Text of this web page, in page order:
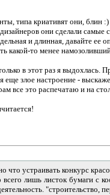
типа криативят они, блин :)
они сделали самые
и длинная, давайте ее
какой-то менее
в этот раз я выдохлась.
еще злое настроение -
все это распечатаю и на
что устраивать конкурс
всего лишь листок бумаги с
"строительство,